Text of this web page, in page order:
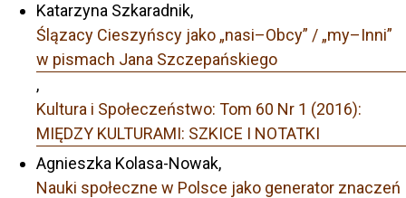
Katarzyna Szkaradnik,
Ślązacy Cieszyńscy jako „nasi–Obcy” / „my–Inni”
w pismach Jana Szczepańskiego
,
Kultura i Społeczeństwo: Tom 60 Nr 1 (2016):
MIĘDZY KULTURAMI: SZKICE I NOTATKI
Agnieszka Kolasa-Nowak,
Nauki społeczne w Polsce jako generator znaczeń